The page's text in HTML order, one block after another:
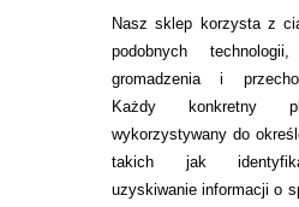
Nasz sklep korzysta z
podobnych
gromadzenia i
Każdy konkretny
wykorzystywany do
takich jak
uzyskiwanie informacji o